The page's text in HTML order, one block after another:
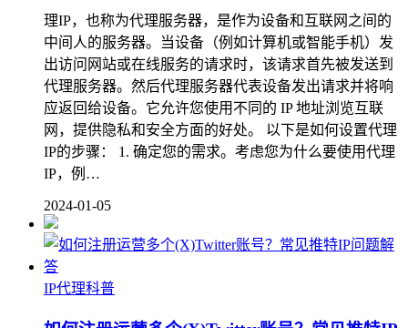
理IP，也称为代理服务器，是作为设备和互联网之间的
中间人的服务器。当设备（例如计算机或智能手机）发
出访问网站或在线服务的请求时，该请求首先被发送到
代理服务器。然后代理服务器代表设备发出请求并将响
应返回给设备。它允许您使用不同的 IP 地址浏览互联
网，提供隐私和安全方面的好处。 以下是如何设置代理
IP的步骤： 1. 确定您的需求。考虑您为什么要使用代理
IP，例…
2024-01-05
IP代理科普